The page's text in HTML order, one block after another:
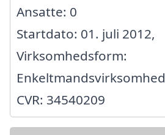
Ansatte: 0
Startdato: 01. juli 2012,
Virksomhedsform:
Enkeltmandsvirksomhed
CVR: 34540209